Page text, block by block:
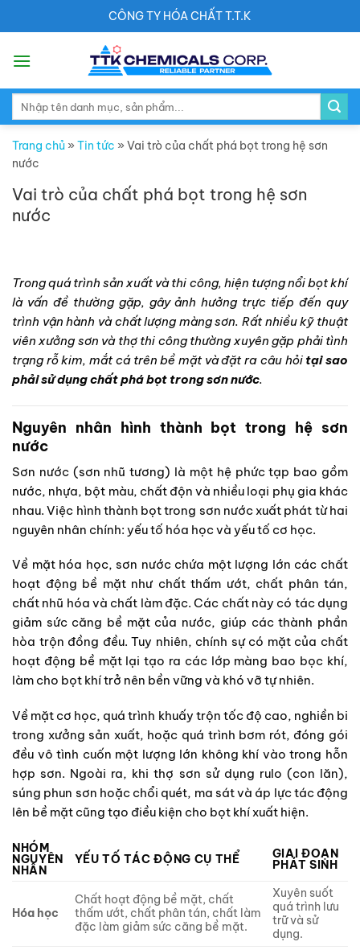
to
CÔNG TY HÓA CHẤT T.T.K
Trang chủ » Tin tức » Vai trò của chất phá bọt trong hệ sơn
nước
Vai trò của chất phá bọt trong hệ sơn
nước
Trong quá trình sản xuất và thi công, hiện tượng nổi bọt khí
là vấn đề thường gặp, gây ảnh hưởng trực tiếp đến quy
trình vận hành và chất lượng màng sơn. Rất nhiều kỹ thuật
viên xưởng sơn và thợ thi công thường xuyên gặp phải tình
trạng rỗ kim, mắt cá trên bề mặt và đặt ra câu hỏi tại sao
phải sử dụng chất phá bọt trong sơn nước.
Nguyên nhân hình thành bọt trong hệ sơn
nước
Sơn nước (sơn nhũ tương) là một hệ phức tạp bao gồm
nước, nhựa, bột màu, chất độn và nhiều loại phụ gia khác
nhau. Việc hình thành bọt trong sơn nước xuất phát từ hai
nguyên nhân chính: yếu tố hóa học và yếu tố cơ học.
Về mặt hóa học, sơn nước chứa một lượng lớn các chất
hoạt động bề mặt như chất thấm ướt, chất phân tán,
chất nhũ hóa và chất làm đặc. Các chất này có tác dụng
giảm sức căng bề mặt của nước, giúp các thành phần
hòa trộn đồng đều. Tuy nhiên, chính sự có mặt của chất
hoạt động bề mặt lại tạo ra các lớp màng bao bọc khí,
làm cho bọt khí trở nên bền vững và khó vỡ tự nhiên.
Về mặt cơ học, quá trình khuấy trộn tốc độ cao, nghiền bi
trong xưởng sản xuất, hoặc quá trình bơm rót, đóng gói
đều vô tình cuốn một lượng lớn không khí vào trong hỗn
hợp sơn. Ngoài ra, khi thợ sơn sử dụng rulo (con lăn),
súng phun sơn hoặc chổi quét, ma sát và áp lực tác động
lên bề mặt cũng tạo điều kiện cho bọt khí xuất hiện.
NHÓM
NGUYÊN
NHÂN
YẾU TỐ TÁC ĐỘNG CỤ THỂ GIAI ĐOẠN
PHÁT SINH
Hóa học
Chất hoạt động bề mặt, chất
thấm ướt, chất phân tán, chất làm
đặc làm giảm sức căng bề mặt.
Xuyên suốt
quá trình lưu
trữ và sử
dụng.